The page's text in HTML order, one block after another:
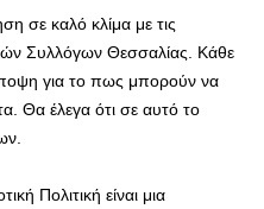
σε καλό κλίμα με τις
Συλλόγων Θεσσαλίας. Κάθε
για το πως μπορούν να
Θα έλεγα ότι σε αυτό το
Πολιτική είναι μια